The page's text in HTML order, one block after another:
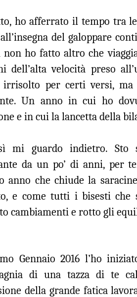
ho afferrato il tempo tra
del galoppare
ho fatto altro che
dell’alta velocità preso
irrisolto per certi versi,
Un anno in cui ho
e in cui la lancetta della
mi guardo indietro. Sto
da un po’ di anni, per
anno che chiude la
e come tutti i bisesti che
cambiamenti e rotto gli
Gennaio 2016 l’ho
di una tazza di te
della grande fatica